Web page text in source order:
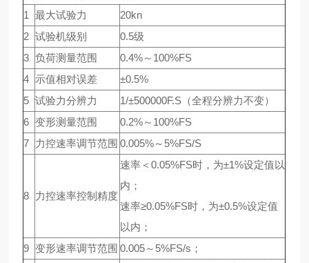
1
最大试验力
20kn
2 试验机级别
0.5级
3 负荷测量范围
0.4%～100%FS
4 示值相对误差
±0.5%
5 试验力分辨力
1/±500000F.S（全程分辨力不变）
6 变形测量范围
0.2%～100%FS
7 力控速率调节范围 0.005%～5%FS/S
8 力控速率控制精度
速率＜0.05%FS时，为±1%设定值以
内；
速率≥0.05%FS时，为±0.5%设定值
以内；
9 变形速率调节范围 0.005～5%FS/s；